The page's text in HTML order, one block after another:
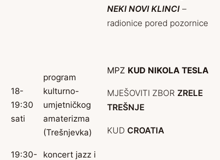
NEKI NOVI KLINCI –
radionice pored pozornice
18-
19:30
sati
program
kulturno-
umjetničkog
amaterizma
(Trešnjevka)
MPZ KUD NIKOLA TESLA
MJEŠOVITI ZBOR ZRELE
TREŠNJE
KUD CROATIA
19:30-
koncert jazz i